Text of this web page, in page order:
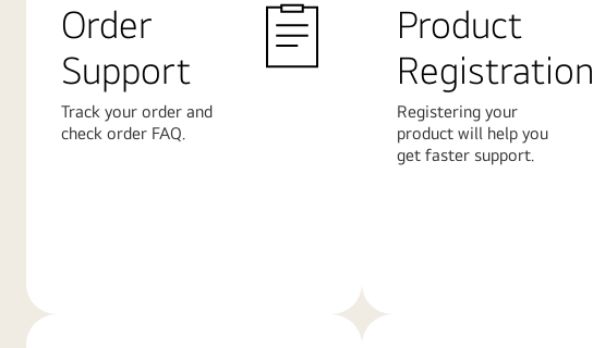
Order
Support
Track your order and
check order FAQ.
Product
Registration
Registering your
product will help you
get faster support.